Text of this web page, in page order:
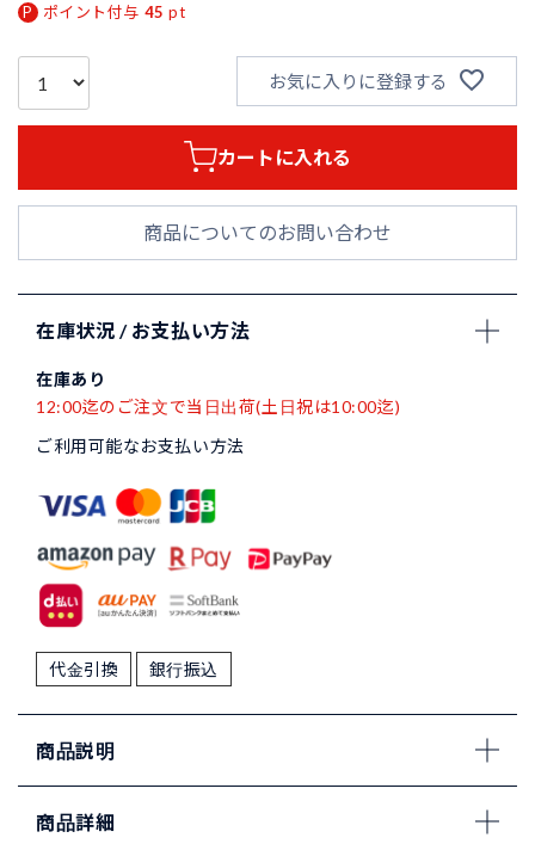
ポイント付与 45 pt
お気に入りに登録する
カートに入れる
商品についてのお問い合わせ
在庫状況 / お支払い方法
在庫あり
12:00迄のご注文で当日出荷(土日祝は10:00迄)
ご利用可能なお支払い方法
代金引換 銀行振込
商品説明
商品詳細